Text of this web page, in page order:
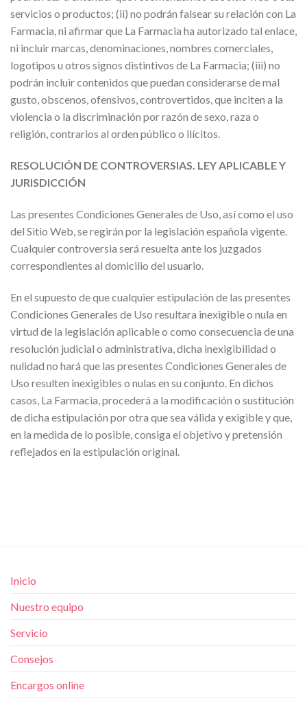
servicios o productos; (ii) no podrán falsear su relación con La
Farmacia, ni afirmar que La Farmacia ha autorizado tal enlace,
ni incluir marcas, denominaciones, nombres comerciales,
logotipos u otros signos distintivos de La Farmacia; (iii) no
podrán incluir contenidos que puedan considerarse de mal
gusto, obscenos, ofensivos, controvertidos, que inciten a la
violencia o la discriminación por razón de sexo, raza o
religión, contrarios al orden público o ilícitos.
RESOLUCIÓN DE CONTROVERSIAS. LEY APLICABLE Y
JURISDICCIÓN
Las presentes Condiciones Generales de Uso, así como el uso
del Sitio Web, se regirán por la legislación española vigente.
Cualquier controversia será resuelta ante los juzgados
correspondientes al domicilio del usuario.
En el supuesto de que cualquier estipulación de las presentes
Condiciones Generales de Uso resultara inexigible o nula en
virtud de la legislación aplicable o como consecuencia de una
resolución judicial o administrativa, dicha inexigibilidad o
nulidad no hará que las presentes Condiciones Generales de
Uso resulten inexigibles o nulas en su conjunto. En dichos
casos, La Farmacia, procederá a la modificación o sustitución
de dicha estipulación por otra que sea válida y exigible y que,
en la medida de lo posible, consiga el objetivo y pretensión
reflejados en la estipulación original.
Inicio
Nuestro equipo
Servicio
Consejos
Encargos online